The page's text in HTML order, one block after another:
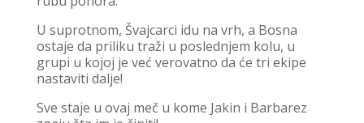
U suprotnom, Švajcarci idu na vrh, a Bosna
ostaje da priliku traži u poslednjem kolu, u
grupi u kojoj je već verovatno da će tri ekipe
nastaviti dalje!
Sve staje u ovaj meč u kome Jakin i Barbarez